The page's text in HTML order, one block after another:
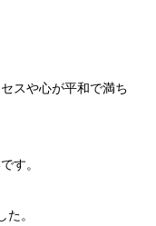
スや心が平和で満ち
す。
。